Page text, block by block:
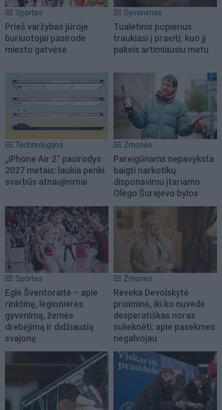
Sportas
Prieš varžybas jūroje
buriuotojai pasirodė
miesto gatvėse
Gyvenimas
Tualetinis popierius
traukiasi į praeitį: kuo jį
pakeis artimiausiu metu
Technologijos
„iPhone Air 2“ pasirodys
2027 metais: laukia penki
svarbūs atnaujinimai
Žmonės
Pareigūnams nepavyksta
baigti narkotikų
disponavimu įtariamo
Olego Šurajevo bylos
Sportas
Eglė Šventoraitė – apie
rinktinę, legionierės
gyvenimą, žemės
drebėjimą ir didžiausią
svajonę
Žmonės
Reveka Devolskytė
prisiminė, iki ko nuvedė
desperatiškas noras
sulieknėti: apie pasekmes
negalvojau